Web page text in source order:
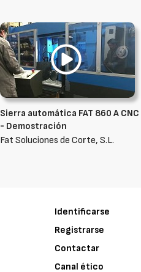
Sierra automática FAT 860 A CNC
- Demostración
Fat Soluciones de Corte, S.L.
Identificarse
Registrarse
Contactar
Canal ético